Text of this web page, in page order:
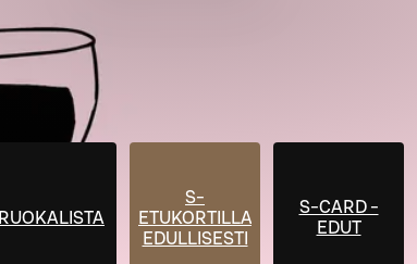
RUOKALISTA
S-
ETUKORTILLA
EDULLISESTI
S-CARD -
EDUT